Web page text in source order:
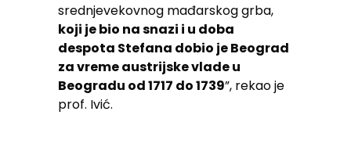
srednjevekovnog mađarskog grba,
koji je bio na snazi i u doba
despota Stefana dobio je Beograd
za vreme austrijske vlade u
Beogradu od 1717 do 1739”, rekao je
prof. Ivić.